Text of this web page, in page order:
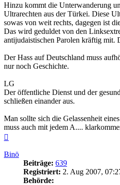
Hinzu kommt die Unterwanderung
Ultrarechten aus der Türkei. Diese
sowas von weit rechts, dagegen ist
Das wird geduldet von den
antijudaistischen Parolen kräftig mit.
Der Hass auf Deutschland muss
nur noch Geschichte.
LG
Der öffentliche Dienst und der
schließen einander aus.
Man sollte sich die Gelassenheit
muss auch mit jedem A....
Binö
Beiträge: 639
Registriert: 2. Aug 2007,
Behörde: